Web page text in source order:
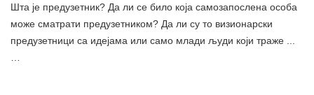
Шта је предузетник? Да ли се било која самозапослена особа
може сматрати предузетником? Да ли су то визионарски
предузетници са идејама или само млади људи који траже ...